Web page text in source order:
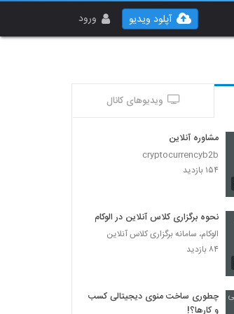
ورود آپلود ویدیو
ویدیوهای کانال
مشاوره آنلاین
cryptocurrencyb2b
۱۵۴ بازدید
نحوه برگزاری کلاس آنلاین در الوکام
الوکام، سامانه برگزاری کلاس آنلاین
۸۴ بازدید
چطوری ساخت منوی دیجیتالی کسب
و کارها؟!